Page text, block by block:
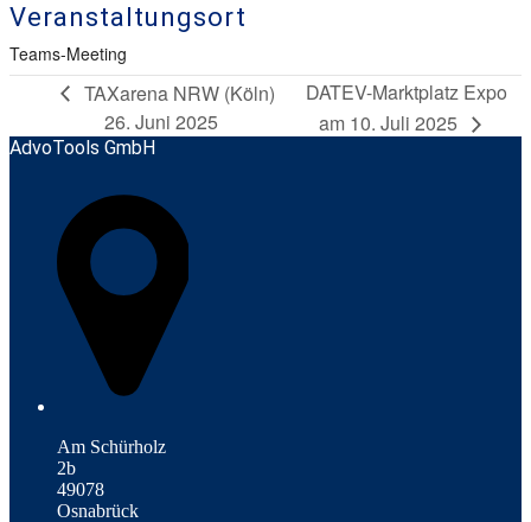
Veranstaltungsort
Teams-Meeting
TAXarena NRW (Köln)
26. Juni 2025
DATEV-Marktplatz Expo
am 10. Juli 2025
AdvoTools GmbH
Am Schürholz
2b
49078
Osnabrück